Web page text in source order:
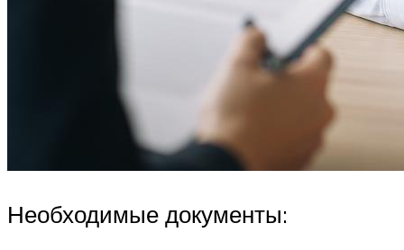
Необходимые документы: